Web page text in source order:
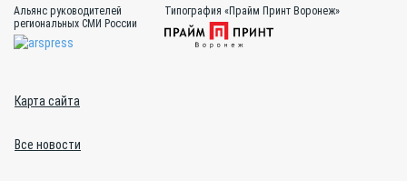
Альянс руководителей
региональных СМИ России
Типография «Прайм Принт Воронеж»
Карта сайта
Все новости